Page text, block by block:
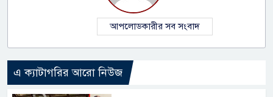
আপলোডকারীর সব সংবাদ
এ ক্যাটাগরির আরো নিউজ